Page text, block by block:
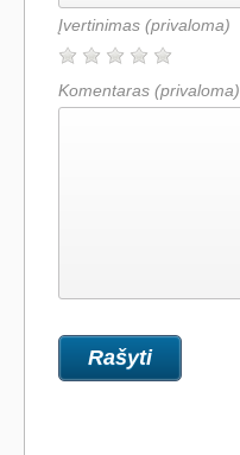
Įvertinimas (privaloma)
Komentaras (privaloma)